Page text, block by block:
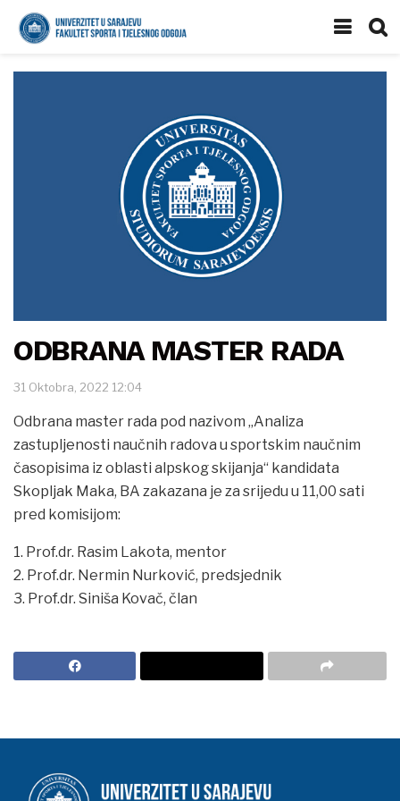
ODBRANA MASTER RADA
31 Oktobra, 2022 12:04
Odbrana master rada pod nazivom „Analiza
zastupljenosti naučnih radova u sportskim naučnim
časopisima iz oblasti alpskog skijanja“ kandidata
Skopljak Maka, BA zakazana je za srijedu u 11,00 sati
pred komisijom:
1. Prof.dr. Rasim Lakota, mentor
2. Prof.dr. Nermin Nurković, predsjednik
3. Prof.dr. Siniša Kovač, član